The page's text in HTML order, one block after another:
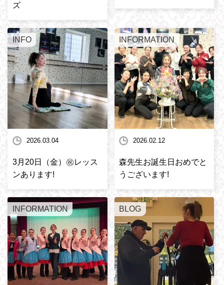
ズ
INFO
2026.03.04
3月20日（金）㊗️レッス
ンあります!
INFORMATION
2026.02.12
森先生お誕生日おめでと
うございます!
INFORMATION BLOG